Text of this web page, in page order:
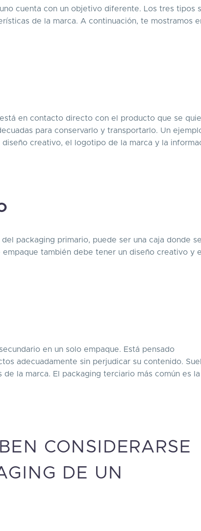
cuenta con un objetivo diferente. Los tres tipos
de la marca. A continuación, te mostramos
en contacto directo con el producto que se
para conservarlo y transportarlo. Un
creativo, el logotipo de la marca y la
packaging primario, puede ser una caja donde se
también debe tener un diseño creativo y
en un solo empaque. Está pensado
adecuadamente sin perjudicar su contenido.
la marca. El packaging terciario más común es la
CONSIDERARSE
DE UN